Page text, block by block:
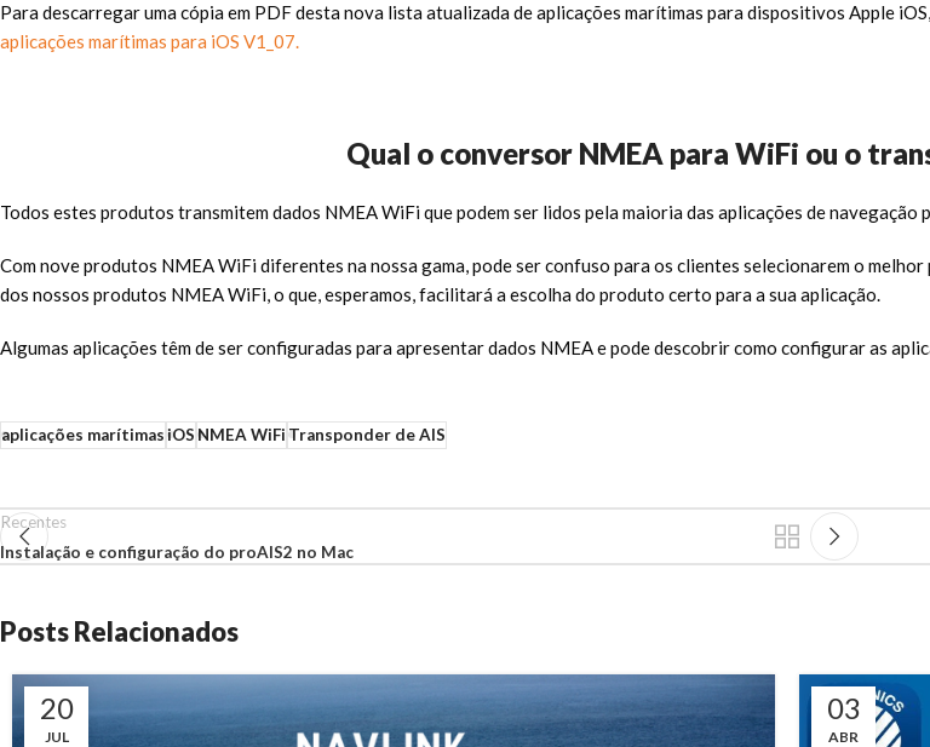
Para descarregar uma cópia em PDF desta nova lista atualizada de aplicações marítimas para dispositivos Apple
aplicações marítimas para iOS V1_07.
Qual o conversor NMEA para WiFi ou o
Todos estes produtos transmitem dados NMEA WiFi que podem ser lidos pela maioria das aplicações de
Com nove produtos NMEA WiFi diferentes na nossa gama, pode ser confuso para os clientes selecionarem o
dos nossos produtos NMEA WiFi, o que, esperamos, facilitará a escolha do produto certo para a sua aplicação.
Algumas aplicações têm de ser configuradas para apresentar dados NMEA e pode descobrir como configurar as
aplicações marítimasiOSNMEA WiFiTransponder de AIS
Recentes
Instalação e configuração do proAIS2 no Mac
Posts Relacionados
20
JUL
03
ABR